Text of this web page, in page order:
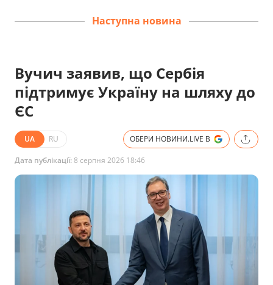
Наступна новина
Вучич заявив, що Сербія
підтримує Україну на шляху до
ЄС
UA RU ОБЕРИ НОВИНИ.LIVE В
Дата публікації:8 серпня 2026 18:46